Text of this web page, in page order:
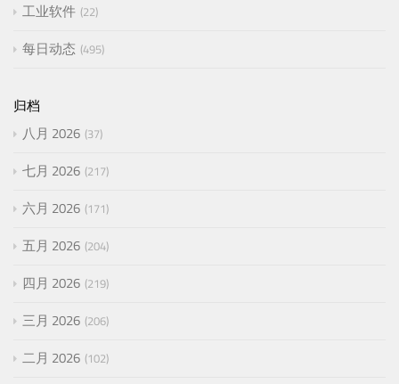
工业软件 22
每日动态 495
归档
八月 2026 37
七月 2026 217
六月 2026 171
五月 2026 204
四月 2026 219
三月 2026 206
二月 2026 102